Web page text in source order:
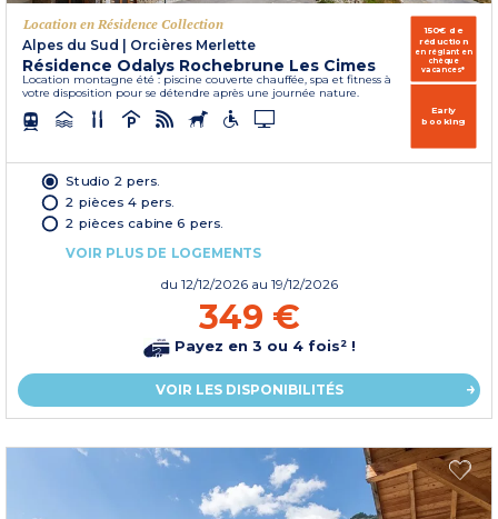
Location en Résidence Collection
Alpes du Sud | Orcières Merlette
Résidence Odalys Rochebrune Les Cimes
Location montagne été : piscine couverte chauffée, spa et fitness à
votre disposition pour se détendre après une journée nature.
150€ de
réduction
en réglant en
chèque
vacances*
Early
booking
Studio 2 pers.
2 pièces 4 pers.
2 pièces cabine 6 pers.
VOIR PLUS DE LOGEMENTS
du 12/12/2026 au 19/12/2026
349 €
Payez en 3 ou 4 fois² !
VOIR LES DISPONIBILITÉS